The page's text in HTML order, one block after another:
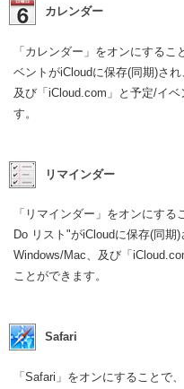
カレンダー
「カレンダー」をオンにする
ベントがiCloudに保存(同期)さ
及び「iCloud.com」と予定/イ
す。
リマインダー
「リマインダー」をオンにす
Do リスト"がiCloudに保存(同期
Windows/Mac、及び「
ことができます。
Safari
「Safari」をオンにすることで